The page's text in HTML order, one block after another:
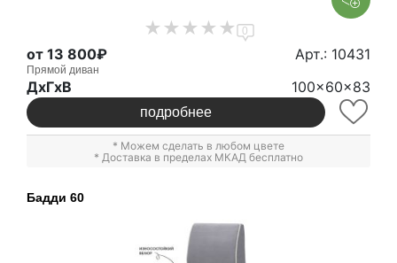
0
от 13 800₽ Арт.: 10431
Прямой диван
ДxГxВ 100x60x83
подробнее
* Можем сделать в любом цвете
* Доставка в пределах МКАД бесплатно
Бадди 60